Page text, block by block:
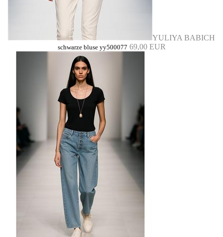
YULIYA BABICH
schwarze bluse yy500077 69,00 EUR